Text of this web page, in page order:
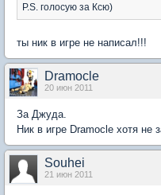
P.S. голосую за Ксю)
ты ник в игре не написал!!!
Dramocle
20 июн 2011
За Джуда.
Ник в игре Dramocle хотя не
Souhei
21 июн 2011